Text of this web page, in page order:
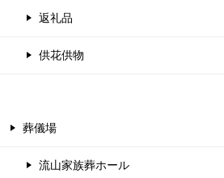
返礼品
供花供物
葬儀場
流山家族葬ホール